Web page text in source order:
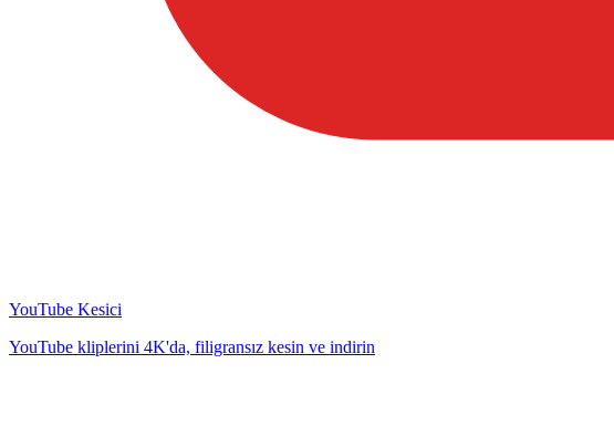
YouTube Kesici
YouTube kliplerini 4K'da, filigransız kesin ve indirin